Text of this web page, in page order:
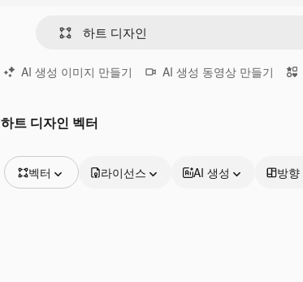
AI 생성 이미지 만들기 AI 생성 동영상 만들기
하트 디자인 벡터
벡터 라이선스 AI 생성 방향